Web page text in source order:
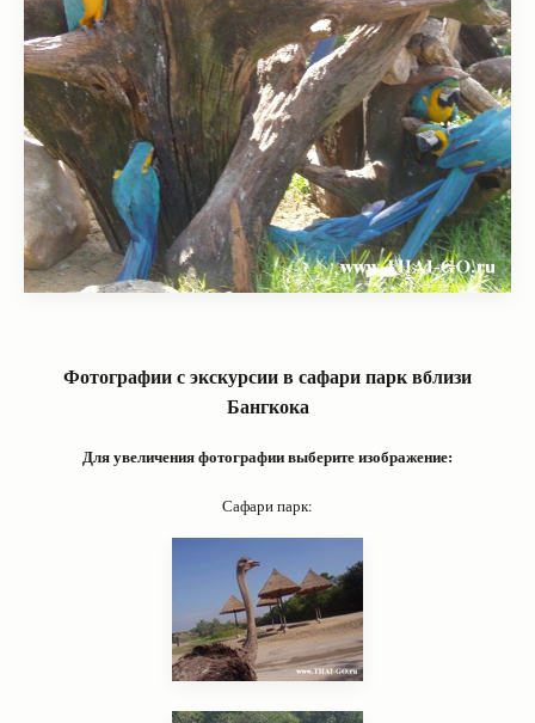
Фотографии с экскурсии в сафари парк вблизи
Бангкока
Для увеличения фотографии выберите изображение:
Сафари парк: